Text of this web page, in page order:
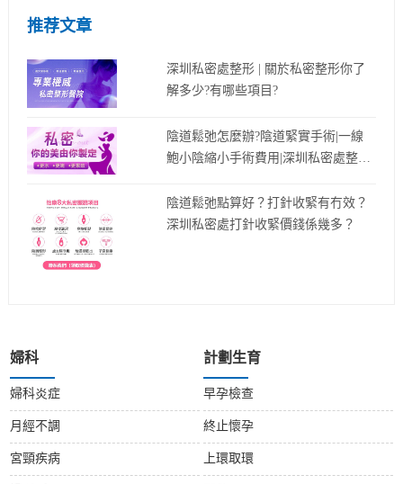
推荐文章
深圳私密處整形 | 關於私密整形你了
解多少?有哪些項目?
陰道鬆弛怎麼辦?陰道緊實手術|一線
鮑小陰縮小手術費用|深圳私密處整形
陰道鬆弛點算好？打針收緊有冇效？
深圳私密處打針收緊價錢係幾多？
婦科
婦科炎症
月經不調
宮頸疾病
計劃生育
早孕檢查
終止懷孕
上環取環